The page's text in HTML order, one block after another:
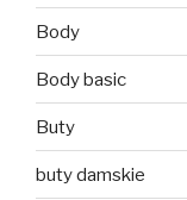
Body
Body basic
Buty
buty damskie